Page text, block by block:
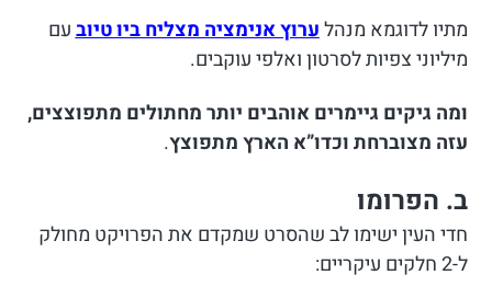
מתיו לדוגמא מנהלערוץ אנימציה מצליח ביו טיובעם
מיליוני צפיות לסרטון ואלפי עוקבים.
ומה גיקים גיימרים אוהבים יותר מחתולים מתפוצצים,
עזה מצוברחת וכדו”א הארץ מתפוצץ.
ב. הפרומו
חדי העין ישימו לב שהסרט שמקדם את הפרויקט מחולק
ל-2 חלקים עיקריים: